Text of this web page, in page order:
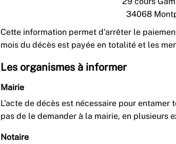
34068
Cette information permet d’arrêter le
mois du décès est payée en totalité et les
Les organismes à informer
Mairie
L’acte de décès est nécessaire pour
pas de le demander à la mairie, en plusieurs
Notaire